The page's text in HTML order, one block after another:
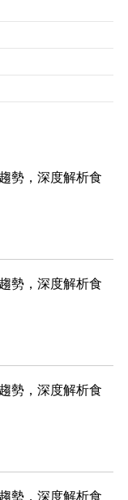
勢，深度解析食
勢，深度解析食
勢，深度解析食
勢，深度解析食